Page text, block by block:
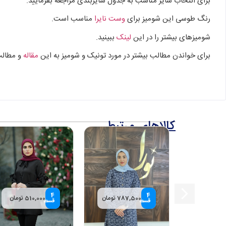
رنگ طوسی این شومیز برایوست نایرا مناسب است.
شومیزهای بیشتر را در این لینک ببینید.
برای خواندن مطالب بیشتر در مورد تونیک و شومیز به این مقالهو
کالاهای مرتبط
4
قسط787,500 تومان
تونیک نارملا
4
قسط510,000 تومان
شومیز شیدا